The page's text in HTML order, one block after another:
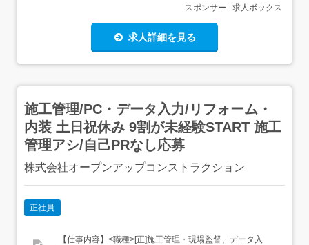
スポンサー : 求人ボックス
求人詳細を見る
施工管理/PC・データ入力/リフォーム・
内装 土日祝休み 9割が未経験START 施工
管理アシ/自己PRなし応募
株式会社オープンアップコンストラクション
正社員
【仕事内容】<職種>[正]施工管理・現場監督、データ入